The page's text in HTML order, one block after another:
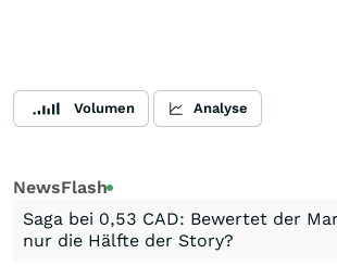
Volumen Analyse
NewsFlash
Saga bei 0,53 CAD: Bewertet der
nur die Hälfte der Story?